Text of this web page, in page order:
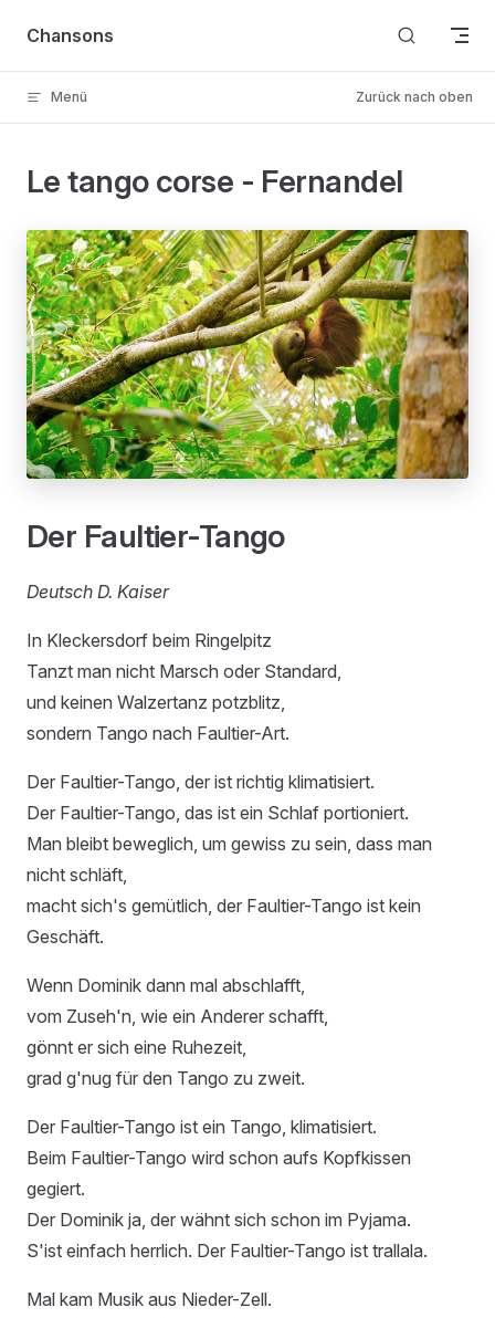
Skip to content
Chansons
Menü Zurück nach oben
Le tango corse - Fernandel
Der Faultier-Tango
Deutsch D. Kaiser
In Kleckersdorf beim Ringelpitz
Tanzt man nicht Marsch oder Standard,
und keinen Walzertanz potzblitz,
sondern Tango nach Faultier-Art.
Der Faultier-Tango, der ist richtig klimatisiert.
Der Faultier-Tango, das ist ein Schlaf portioniert.
Man bleibt beweglich, um gewiss zu sein, dass man
nicht schläft,
macht sich's gemütlich, der Faultier-Tango ist kein
Geschäft.
Wenn Dominik dann mal abschlafft,
vom Zuseh'n, wie ein Anderer schafft,
gönnt er sich eine Ruhezeit,
grad g'nug für den Tango zu zweit.
Der Faultier-Tango ist ein Tango, klimatisiert.
Beim Faultier-Tango wird schon aufs Kopfkissen
gegiert.
Der Dominik ja, der wähnt sich schon im Pyjama.
S'ist einfach herrlich. Der Faultier-Tango ist trallala.
Mal kam Musik aus Nieder-Zell.